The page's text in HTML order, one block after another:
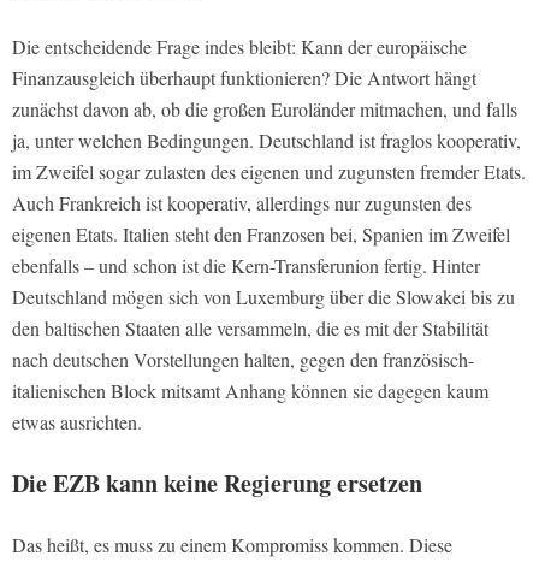
Die entscheidende Frage indes bleibt: Kann der europäische
Finanzausgleich überhaupt funktionieren? Die Antwort hängt
zunächst davon ab, ob die großen Euroländer mitmachen, und falls
ja, unter welchen Bedingungen. Deutschland ist fraglos kooperativ,
im Zweifel sogar zulasten des eigenen und zugunsten fremder Etats.
Auch Frankreich ist kooperativ, allerdings nur zugunsten des
eigenen Etats. Italien steht den Franzosen bei, Spanien im Zweifel
ebenfalls – und schon ist die Kern-Transferunion fertig. Hinter
Deutschland mögen sich von Luxemburg über die Slowakei bis zu
den baltischen Staaten alle versammeln, die es mit der Stabilität
nach deutschen Vorstellungen halten, gegen den französisch-
italienischen Block mitsamt Anhang können sie dagegen kaum
etwas ausrichten.
Die EZB kann keine Regierung ersetzen
Das heißt, es muss zu einem Kompromiss kommen. Diese